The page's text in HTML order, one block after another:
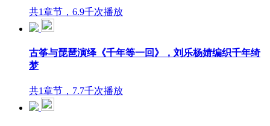
共1章节，6.9千次播放
古筝与琵琶演绎《千年等一回》，刘乐杨婧编织千年绮
梦
共1章节，7.7千次播放